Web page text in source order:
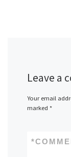
Leave a
Your email
marked *
*